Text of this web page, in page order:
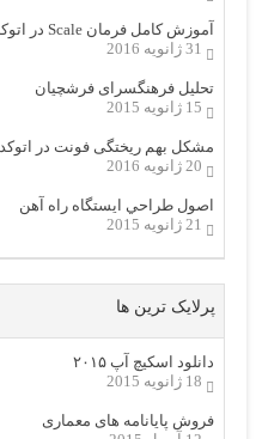
آموزش کامل فرمان Scale در اتوکد
31 ژانویه 2016
تحلیل فرهنگسرای فرشچیان
15 ژانویه 2015
مشکل بهم ریختگی فونت در اتوکد
20 ژانویه 2016
اصول طراحي ایستگاه راه آهن
21 ژانویه 2015
پرلایک ترین ها
دانلود اسکیچ آپ ۲۰۱۵
18 ژانویه 2015
فروش پایانامه های معماری